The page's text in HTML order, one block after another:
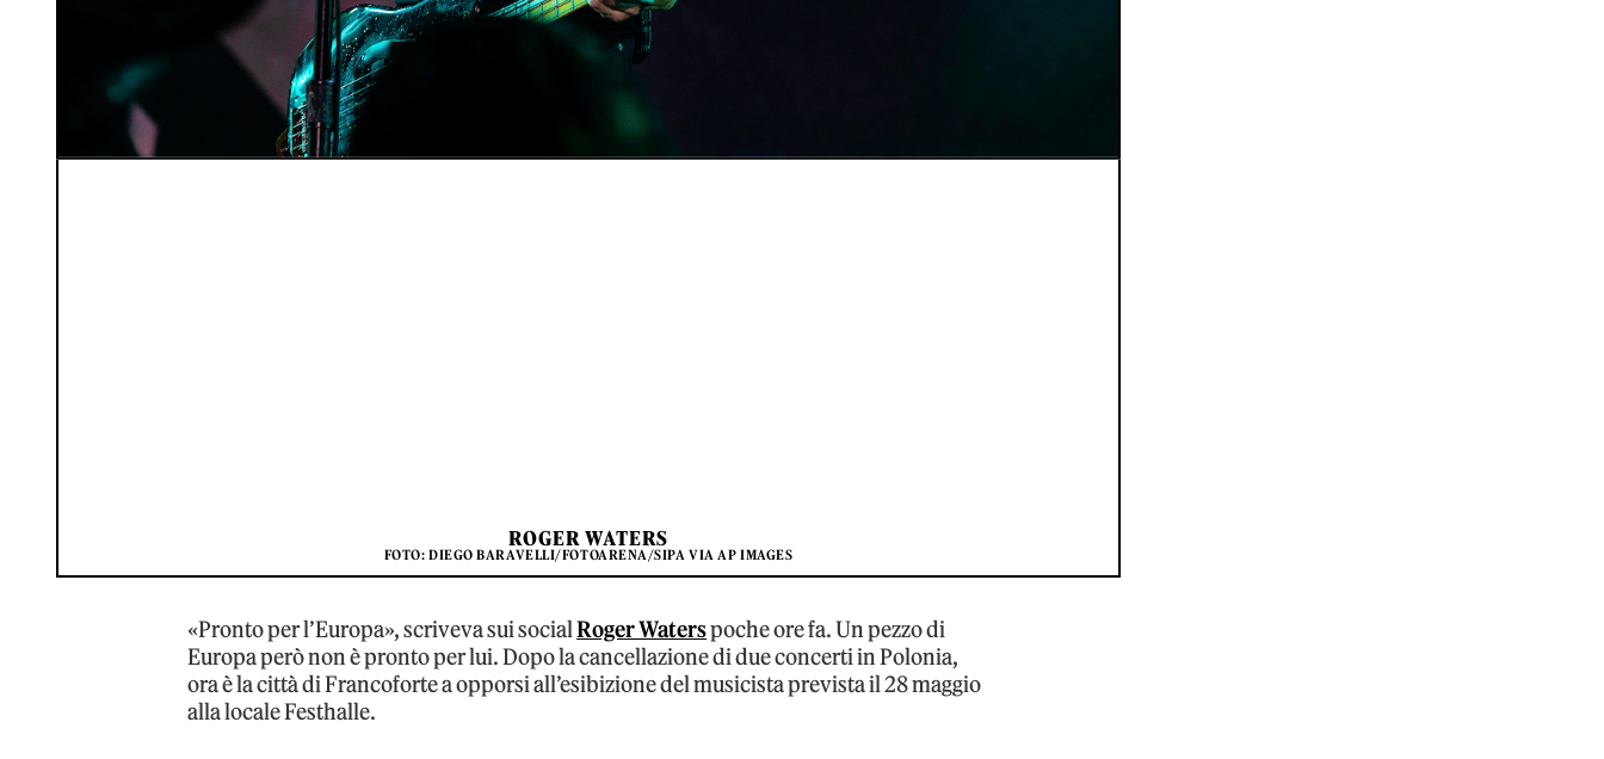
ROGER WATERS
FOTO: DIEGO BARAVELLI/FOTOARENA/SIPA VIA AP IMAGES
«Pronto per l’Europa», scriveva sui socialRoger Waterspoche ore fa. Un pezzo di
Europa però non è pronto per lui. Dopo la cancellazione di due concerti in Polonia,
ora è la città di Francoforte a opporsi all’esibizione del musicista prevista il 28 maggio
alla locale Festhalle.